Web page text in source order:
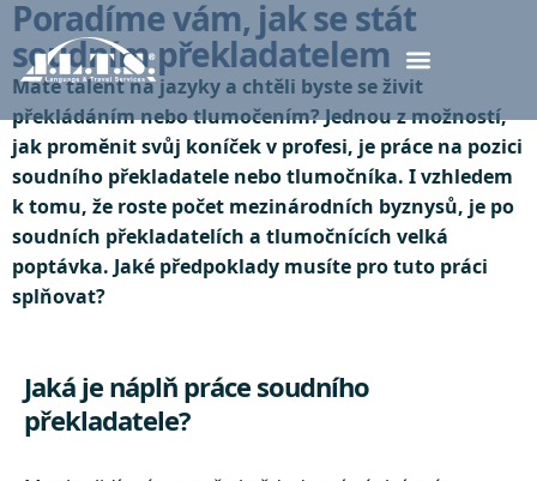
Poradíme vám, jak se stát
soudním překladatelem
Máte talent na jazyky a chtěli byste se živit
překládáním nebo tlumočením? Jednou z možností,
jak proměnit svůj koníček v profesi, je práce na pozici
soudního překladatele nebo tlumočníka. I vzhledem
k tomu, že roste počet mezinárodních byznysů, je po
soudních překladatelích a tlumočnících velká
poptávka. Jaké předpoklady musíte pro tuto práci
splňovat?
Jaká je náplň práce soudního
překladatele?